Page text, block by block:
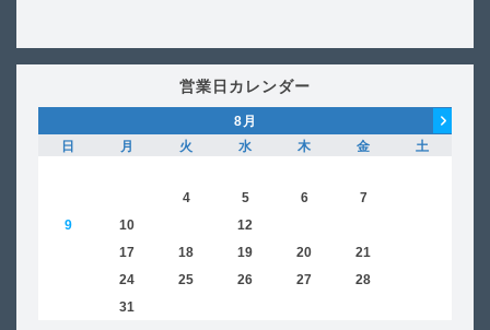
営業日カレンダー
8 月
日
月 火 水 木 金
土
4 5 6 7
9
10 12
17 18 19 20 21
24 25 26 27 28
31